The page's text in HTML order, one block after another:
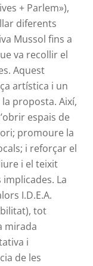
+ Parlem»),
diferents
Mussol fins a
va recollir el
Aquest
artística i un
proposta. Així,
espais de
promoure la
i reforçar el
i el teixit
La
I.D.E.A.
tot
mirada
i
de les